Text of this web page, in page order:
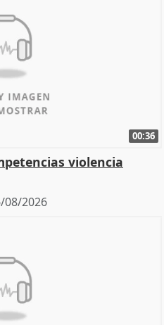
00:36
violencia
08/2026